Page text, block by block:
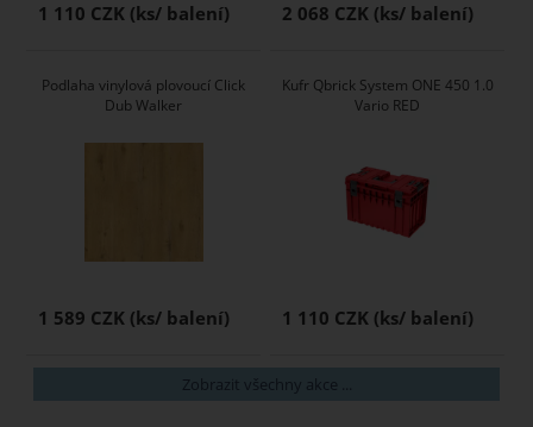
1 110 CZK 2 068 CZK
Podlaha vinylová plovoucí Click
Dub Walker
1 589 CZK
Kufr Qbrick System ONE 450 1.0
Vario RED
1 110 CZK
Zobrazit všechny akce ...